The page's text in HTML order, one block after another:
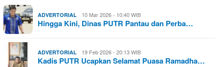
ADVERTORIAL 10 Mar 2026 - 10:40 WIB
Hingga Kini, Dinas PUTR Pantau dan Perba…
ADVERTORIAL 19 Feb 2026 - 20:13 WIB
Kadis PUTR Ucapkan Selamat Puasa Ramadha…